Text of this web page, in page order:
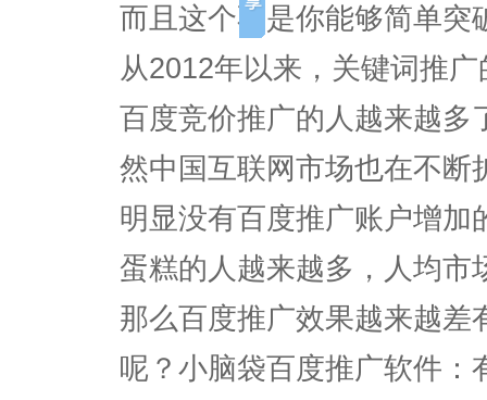
而且这个不是你能够简单突
从2012年以来，关键词推
百度竞价推广的人越来越多
然中国互联网市场也在不断
明显没有百度推广账户增加
蛋糕的人越来越多，人均市
那么百度推广效果越来越差
呢？小脑袋百度推广软件：